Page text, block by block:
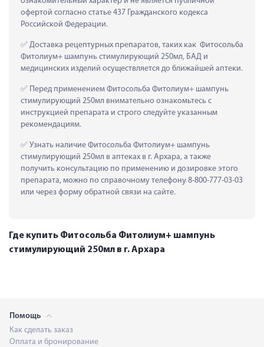
офертой согласно статье 437 Гражданского кодекса
Российской Федерации.
Доставка рецептурных препаратов, таких как  Фитосольба
Фитолиум+ шампунь стимулирующий 250мл, БАД и
медицинских изделий осуществляется до ближайшей аптеки.
Перед применением Фитосольба Фитолиум+ шампунь
стимулирующий 250мл внимательно ознакомьтесь с
инструкцией препарата и строго следуйте указанным
рекомендациям.
Узнать наличие Фитосольба Фитолиум+ шампунь
стимулирующий 250мл в аптеках в г. Архара, а также
получить консультацию по применению и дозировке этого
препарата, можно по справочному телефону 8-800-777-03-03
или через форму обратной связи на сайте.
Где купить Фитосольба Фитолиум+ шампунь
стимулирующий 250мл в г. Архара
Помощь
Как сделать заказ
Оплата и бронирование